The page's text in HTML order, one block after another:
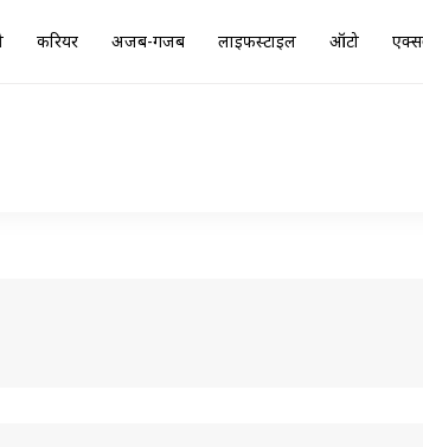
करियर अजब-गजब लाइफस्टाइल ऑटो